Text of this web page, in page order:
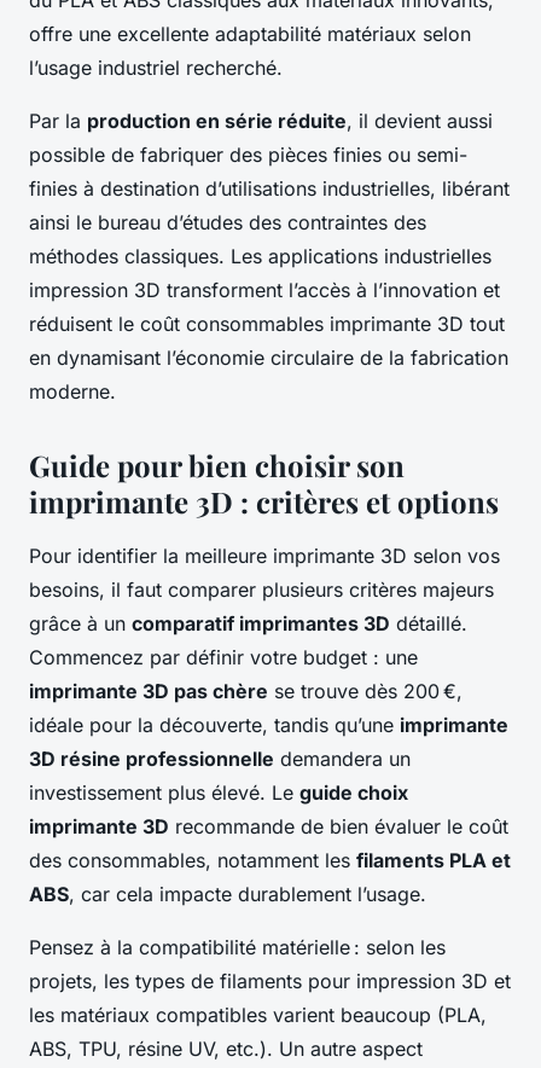
offre une excellente adaptabilité matériaux selon
l’usage industriel recherché.
Par la production en série réduite, il devient aussi
possible de fabriquer des pièces finies ou semi-
finies à destination d’utilisations industrielles, libérant
ainsi le bureau d’études des contraintes des
méthodes classiques. Les applications industrielles
impression 3D transforment l’accès à l’innovation et
réduisent le coût consommables imprimante 3D tout
en dynamisant l’économie circulaire de la fabrication
moderne.
Guide pour bien choisir son
imprimante 3D : critères et options
Pour identifier la meilleure imprimante 3D selon vos
besoins, il faut comparer plusieurs critères majeurs
grâce à un comparatif imprimantes 3D détaillé.
Commencez par définir votre budget : une
imprimante 3D pas chère se trouve dès 200 €,
idéale pour la découverte, tandis qu’une imprimante
3D résine professionnelle demandera un
investissement plus élevé. Le guide choix
imprimante 3D recommande de bien évaluer le coût
des consommables, notamment les filaments PLA et
ABS, car cela impacte durablement l’usage.
Pensez à la compatibilité matérielle : selon les
projets, les types de filaments pour impression 3D et
les matériaux compatibles varient beaucoup (PLA,
ABS, TPU, résine UV, etc.). Un autre aspect